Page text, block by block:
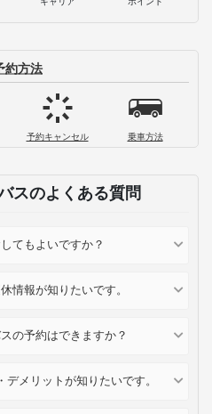
約方法
予約キャンセル 乗車方法
スのよくある質問
てもよいですか？
情報が知りたいです。
の予約はできますか？
メリットが知りたいです。